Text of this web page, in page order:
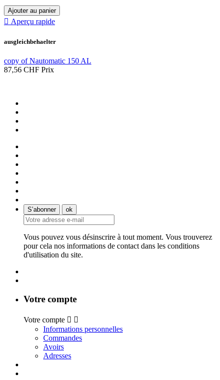
Ajouter au panier
 Aperçu rapide
ausgleichbehaelter
copy of Nautomatic 150 AL
87,56 CHF Prix
Vous pouvez vous désinscrire à tout moment. Vous trouverez
pour cela nos informations de contact dans les conditions
d'utilisation du site.
Votre compte
Votre compte  
Informations personnelles
Commandes
Avoirs
Adresses